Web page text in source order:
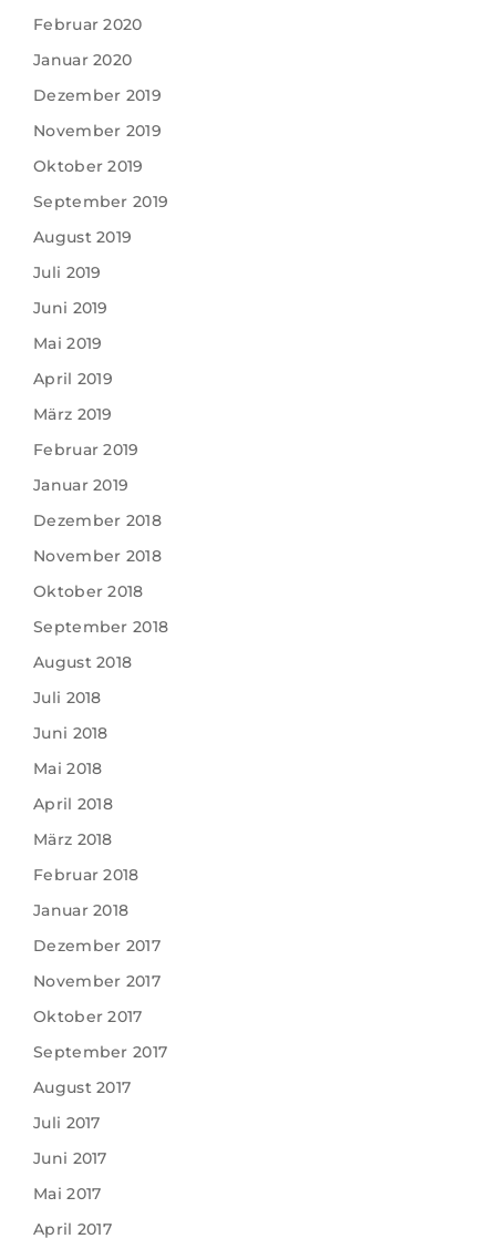
Februar 2020
Januar 2020
Dezember 2019
November 2019
Oktober 2019
September 2019
August 2019
Juli 2019
Juni 2019
Mai 2019
April 2019
März 2019
Februar 2019
Januar 2019
Dezember 2018
November 2018
Oktober 2018
September 2018
August 2018
Juli 2018
Juni 2018
Mai 2018
April 2018
März 2018
Februar 2018
Januar 2018
Dezember 2017
November 2017
Oktober 2017
September 2017
August 2017
Juli 2017
Juni 2017
Mai 2017
April 2017